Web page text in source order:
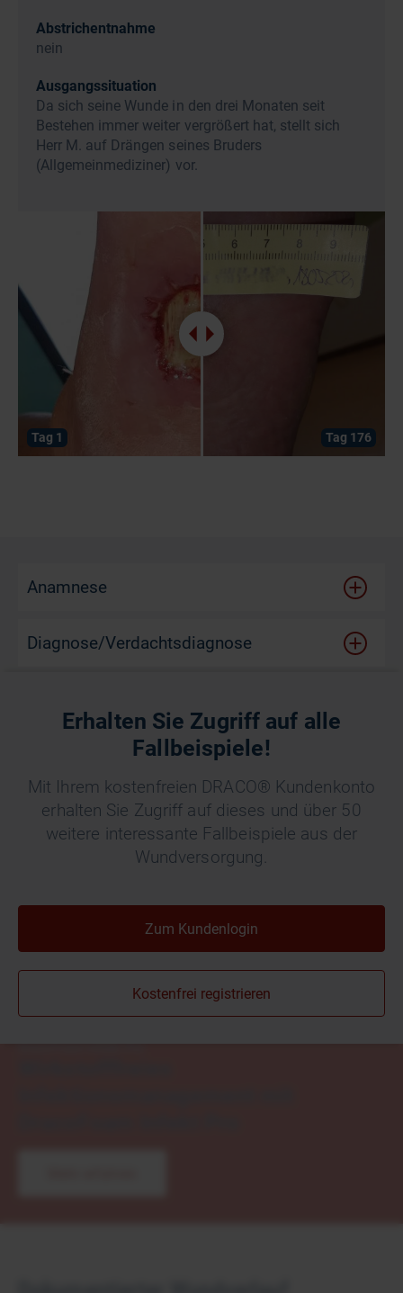
Abstrichentnahme
nein
Ausgangssituation
Da sich seine Wunde in den drei Monaten seit
Bestehen immer weiter vergrößert hat, stellt sich
Herr M. auf Drängen seines Bruders
(Allgemeinmediziner) vor.
Tag 1 Tag 176
Anamnese
Diagnose/Verdachtsdiagnose
Neu
DracoFoam Infekt Pro
Erhalten Sie Zugriff auf alle
Fallbeispiele!
Mit Ihrem kostenfreien DRACO® Kundenkonto
erhalten Sie Zugriff auf dieses und über 50
weitere interessante Fallbeispiele aus der
Wundversorgung.
Zum Kundenlogin
Kostenfrei registrieren